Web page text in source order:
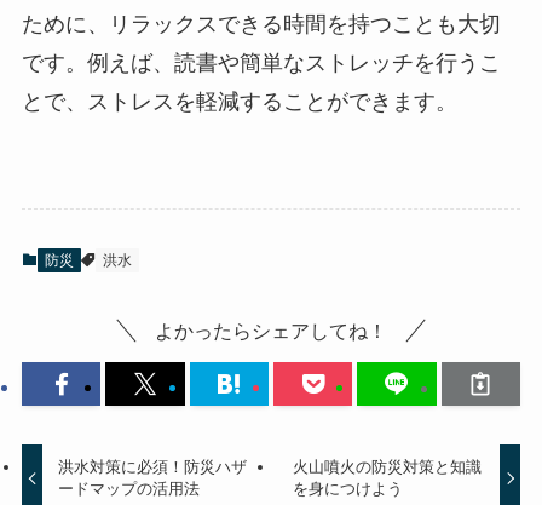
ために、リラックスできる時間を持つことも大切
です。例えば、読書や簡単なストレッチを行うこ
とで、ストレスを軽減することができます。
防災 洪水
よかったらシェアしてね！
洪水対策に必須！防災ハザ
ードマップの活用法
火山噴火の防災対策と知識
を身につけよう